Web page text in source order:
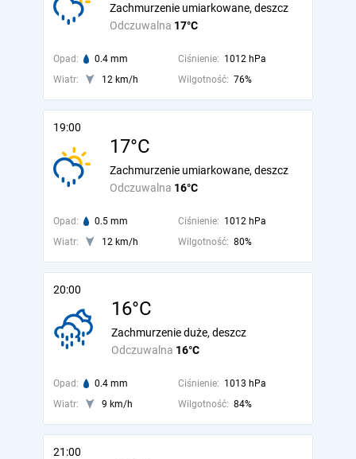
Odczuwalna 17°C
Zachmurzenie umiarkowane, deszcz
Opad: 0.4 mm Ciśnienie: 1012 hPa
Wiatr:
12 km/h Wilgotność: 76%
19:00
17°C
Odczuwalna 16°C
Zachmurzenie umiarkowane, deszcz
Opad: 0.5 mm Ciśnienie: 1012 hPa
Wiatr:
12 km/h Wilgotność: 80%
20:00
16°C
Odczuwalna 16°C
Zachmurzenie duże, deszcz
Opad: 0.4 mm Ciśnienie: 1013 hPa
Wiatr:
9 km/h Wilgotność: 84%
21:00